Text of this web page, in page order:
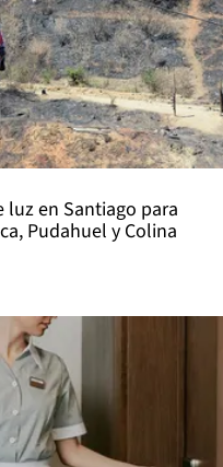
en Santiago para
Pudahuel y Colina